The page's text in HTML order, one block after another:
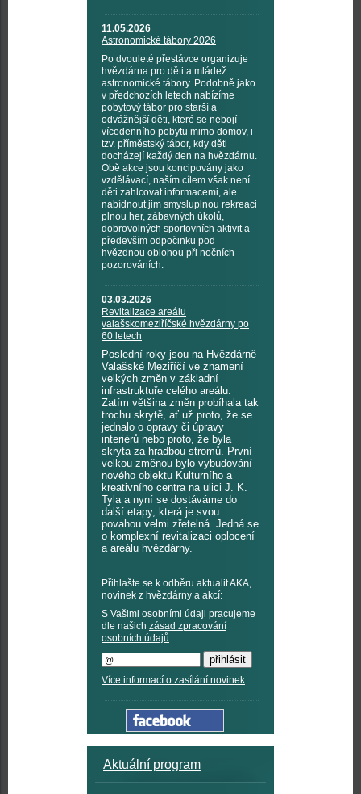
11.05.2026
Astronomické tábory 2026
Po dvouleté přestávce organizuje
hvězdárna pro děti a mládež
astronomické tábory. Podobně jako
v předchozích letech nabízíme
pobytový tábor pro starší a
odvážnější děti, které se nebojí
vícedenního pobytu mimo domov, i
tzv. příměstský tábor, kdy děti
docházejí každý den na hvězdárnu.
Obě akce jsou koncipovány jako
vzdělávací, naším cílem však není
děti zahlcovat informacemi, ale
nabídnout jim smysluplnou rekreaci
plnou her, zábavných úkolů,
dobrovolných sportovních aktivit a
především odpočinku pod
hvězdnou oblohou při nočních
pozorováních.
03.03.2026
Revitalizace areálu
valašskomeziříčské hvězdárny po
60 letech
Poslední roky jsou na Hvězdárně
Valašské Meziříčí ve znamení
velkých změn v základní
infrastruktuře celého areálu.
Zatím většina změn probíhala tak
trochu skrytě, ať už proto, že se
jednalo o opravy či úpravy
interiérů nebo proto, že byla
skryta za hradbou stromů. První
velkou změnou bylo vybudování
nového objektu Kulturního a
kreativního centra na ulici J. K.
Tyla a nyní se dostáváme do
další etapy, která je svou
povahou velmi zřetelná. Jedná se
o komplexní revitalizaci oplocení
a areálu hvězdárny.
Přihlašte se k odběru aktualit AKA,
novinek z hvězdárny a akcí:
S Vašimi osobními údaji pracujeme
dle našich zásad zpracování
osobních údajů.
Více informací o zasílání novinek
Aktuální program